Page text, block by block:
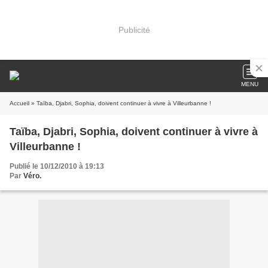
Publicité
MENU
Accueil » Taïba, Djabri, Sophia, doivent continuer à vivre à Villeurbanne !
Taïba, Djabri, Sophia, doivent continuer à vivre à
Villeurbanne !
Publié le 10/12/2010 à 19:13
Par Véro.